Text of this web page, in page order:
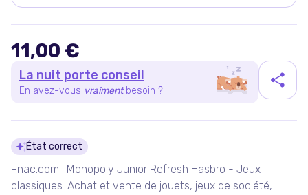
11,00 €
La nuit porte conseil
En avez-vous vraiment besoin ?
Détails du produit
État correct
Fnac.com : Monopoly Junior Refresh Hasbro - Jeux
classiques. Achat et vente de jouets, jeux de société,